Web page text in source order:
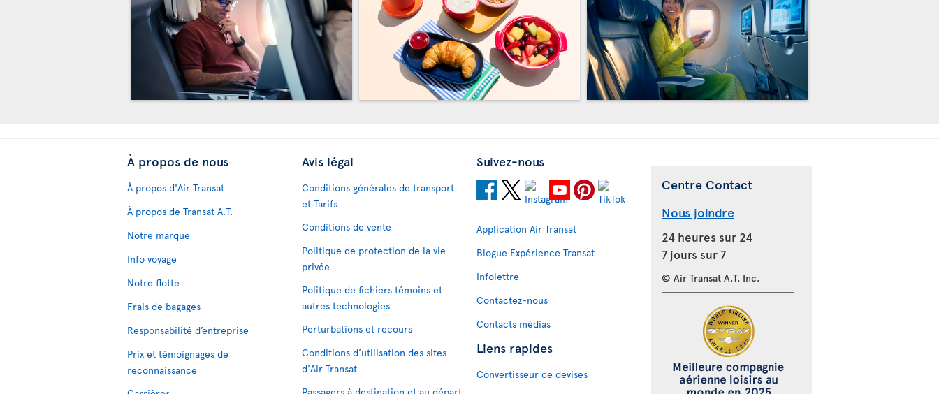
À propos de nous
À propos d'Air Transat
À propos de Transat A.T.
Notre marque
Info voyage
Notre flotte
Frais de bagages
Responsabilité d’entreprise
Prix et témoignages de
reconnaissance
Avis légal
Conditions générales de transport
et Tarifs
Conditions de vente
Politique de protection de la vie
privée
Politique de fichiers témoins et
autres technologies
Perturbations et recours
Conditions d’utilisation des sites
d'Air Transat
Suivez-nous
Application Air Transat
Blogue Expérience Transat
Infolettre
Contactez-nous
Contacts médias
Liens rapides
Convertisseur de devises
Centre Contact
Nous joindre
24 heures sur 24
7 jours sur 7
© Air Transat A.T. Inc.